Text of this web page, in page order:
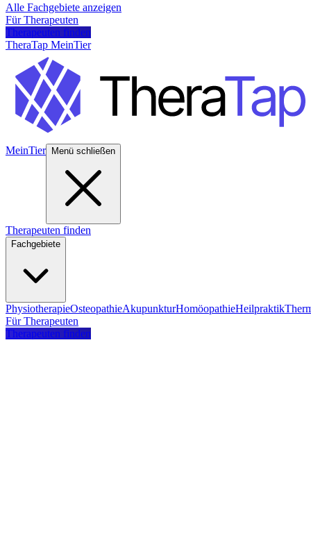
Alle Fachgebiete anzeigen
Für Therapeuten
Therapeuten finden
TheraTap MeinTier
MeinTier Menü schließen
Therapeuten finden
Fachgebiete
PhysiotherapieOsteopathieAkupunkturHomöopathieHeilpraktik
Für Therapeuten
Therapeuten finden